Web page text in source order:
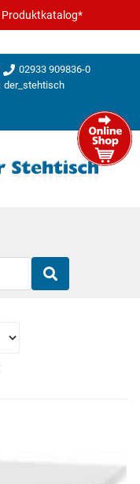
Produktkatalog*
02933 909836-0
der_stehtisch